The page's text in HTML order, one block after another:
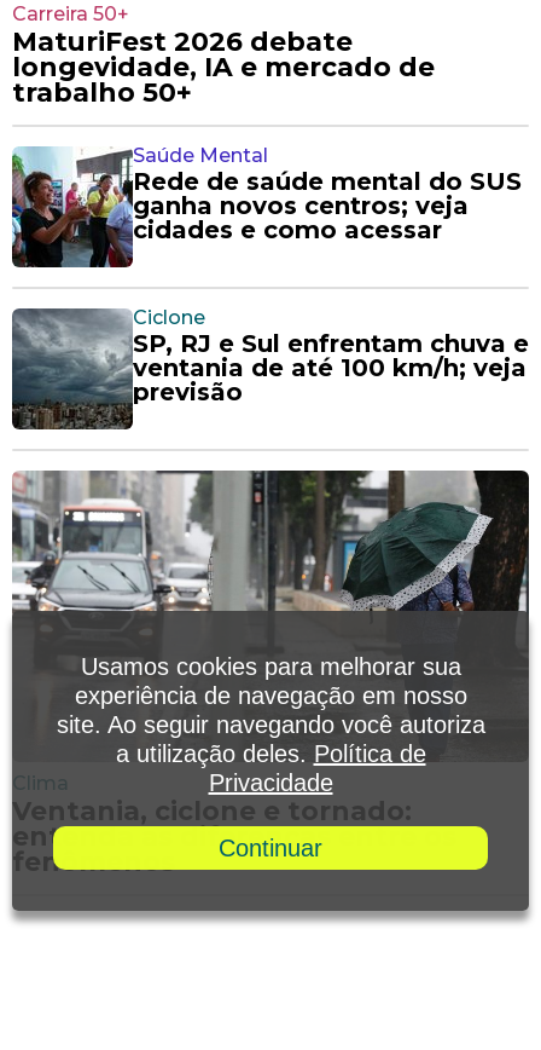
Carreira 50+
MaturiFest 2026 debate
longevidade, IA e mercado de
trabalho 50+
Saúde Mental
Rede de saúde mental do SUS
ganha novos centros; veja
cidades e como acessar
Ciclone
SP, RJ e Sul enfrentam chuva e
ventania de até 100 km/h; veja
previsão
Clima
Ventania, ciclone e tornado:
entenda as diferenças entre os
fenômenos
Usamos cookies para melhorar sua
experiência de navegação em nosso
site. Ao seguir navegando você autoriza
a utilização deles. Política de
Privacidade
Continuar